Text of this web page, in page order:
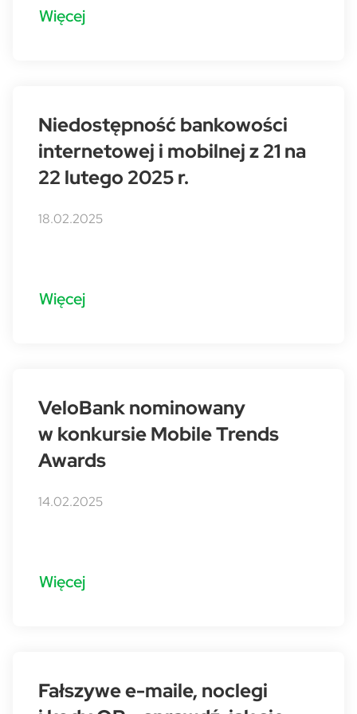
Więcej
Niedostępność bankowości
internetowej i mobilnej z 21 na
22 lutego 2025 r.
18.02.2025
Więcej
VeloBank nominowany
w konkursie Mobile Trends
Awards
14.02.2025
Więcej
Fałszywe e-maile, noclegi